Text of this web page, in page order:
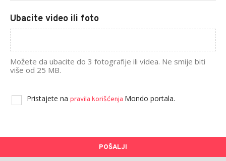
Ubacite video ili foto
Možete da ubacite do 3 fotografije ili videa. Ne smije biti
više od 25 MB.
Pristajete na pravila korišćenja Mondo portala.
POŠALJI